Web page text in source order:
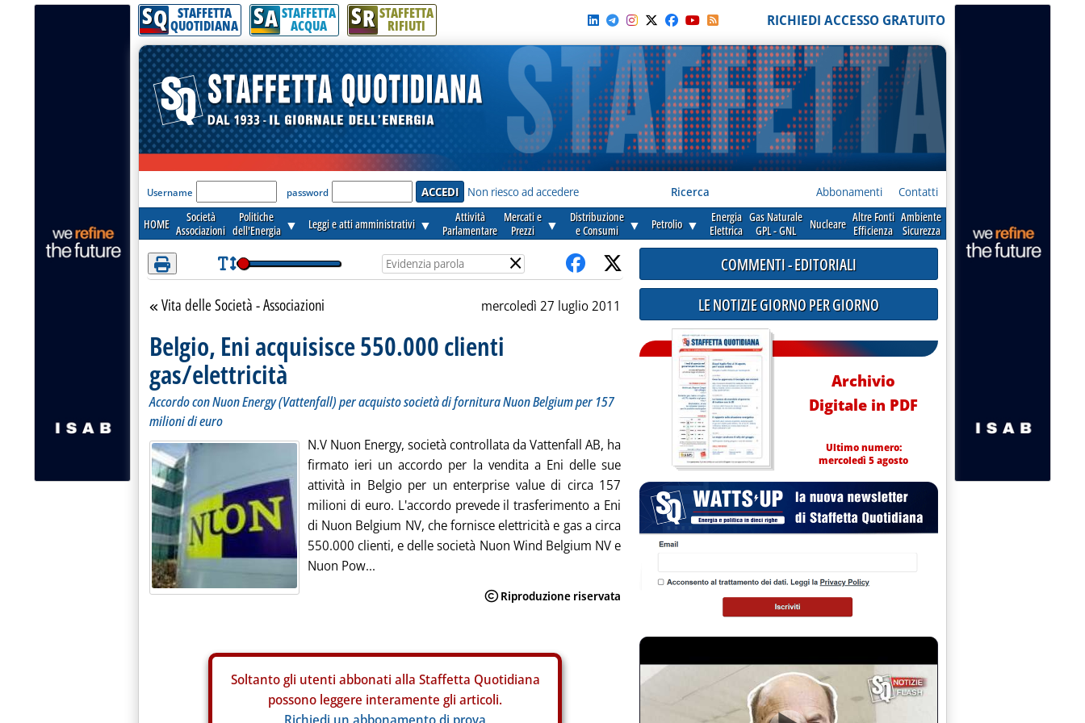
Attenzione! Esegui l'accesso per lèggere interamente la notizia.
SQ STAFFETTA
QUOTIDIANA SA STAFFETTA
ACQUA SR STAFFETTA
RIFIUTI RICHIEDI ACCESSO GRATUITO
'Modulo Login per accedere'
Username password Non riesco ad accedere Ricerca Abbonamenti Contatti
HOME
Società
Associazioni
Politiche
dell'Energia ▼ Leggi e atti amministrativi ▼
Attività
Parlamentare
Mercati e
Prezzi
▼
Distribuzione
e Consumi
▼ Petrolio ▼
Energia
Elettrica
Gas Naturale
GPL - GNL
Nucleare Altre Fonti
Efficienza
Ambiente
Sicurezza
×
Torna alla sezione
Vita delle Società - Associazioni mercoledì 27 luglio 2011
Belgio, Eni acquisisce 550.000 clienti
gas/elettricità
Accordo con Nuon Energy (Vattenfall) per acquisto società di fornitura Nuon Belgium per 157
milioni di euro
N.V Nuon Energy, società controllata da Vattenfall AB, ha
firmato ieri un accordo per la vendita a Eni delle sue
attività in Belgio per un enterprise value di circa 157
milioni di euro. L'accordo prevede il trasferimento a Eni
di Nuon Belgium NV, che fornisce elettricità e gas a circa
550.000 clienti, e delle società Nuon Wind Belgium NV e
Nuon Pow...
Soltanto gli utenti abbonati alla Staffetta Quotidiana
possono leggere interamente gli articoli.
COMMENTI - EDITORIALI
LE NOTIZIE GIORNO PER GIORNO
Archivio
Digitale in PDF
Ultimo numero:
mercoledì 5 agosto